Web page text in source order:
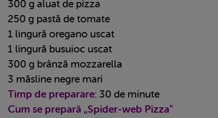
300 g aluat de pizza
250 g pastă de tomate
1 lingură oregano uscat
1 lingură busuioc uscat
300 g brânză mozzarella
3 măsline negre mari
Timp de preparare: 30 de minute
Cum se prepară „Spider-web Pizza"